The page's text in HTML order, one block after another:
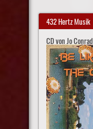
432 Hertz Musik
CD von Jo Conrad